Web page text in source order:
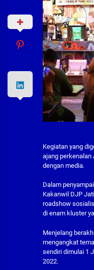
Kegiatan yang
ajang perkenalan
dengan media.
Dalam
Kakanwil DJP
roadshow
di enam kluster
Menjelang
mengangkat
sendiri dimulai 1
2022.